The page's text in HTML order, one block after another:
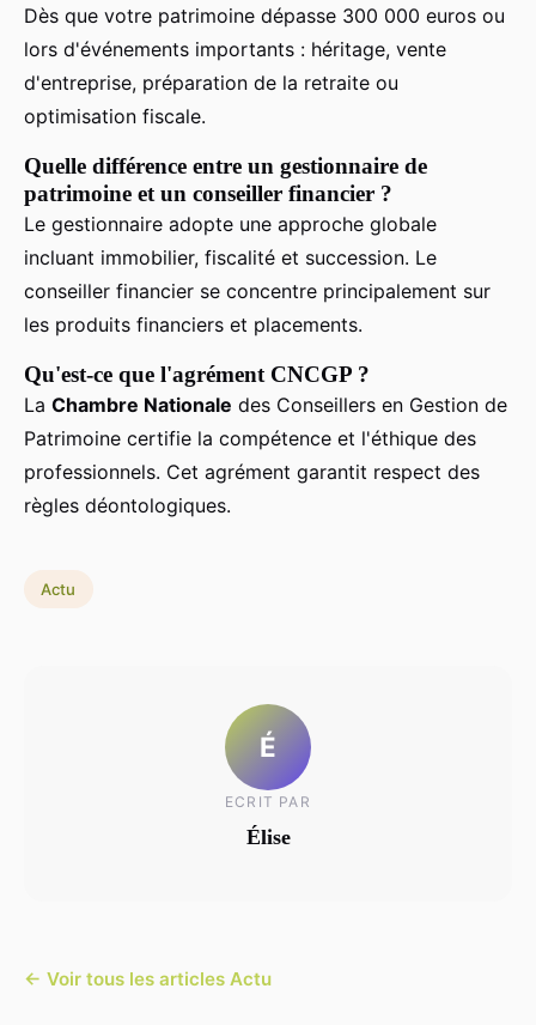
Dès que votre patrimoine dépasse 300 000 euros ou
lors d'événements importants : héritage, vente
d'entreprise, préparation de la retraite ou
optimisation fiscale.
Quelle différence entre un gestionnaire de
patrimoine et un conseiller financier ?
Le gestionnaire adopte une approche globale
incluant immobilier, fiscalité et succession. Le
conseiller financier se concentre principalement sur
les produits financiers et placements.
Qu'est-ce que l'agrément CNCGP ?
La Chambre Nationale des Conseillers en Gestion de
Patrimoine certifie la compétence et l'éthique des
professionnels. Cet agrément garantit respect des
règles déontologiques.
Actu
É
ECRIT PAR
Élise
← Voir tous les articles Actu